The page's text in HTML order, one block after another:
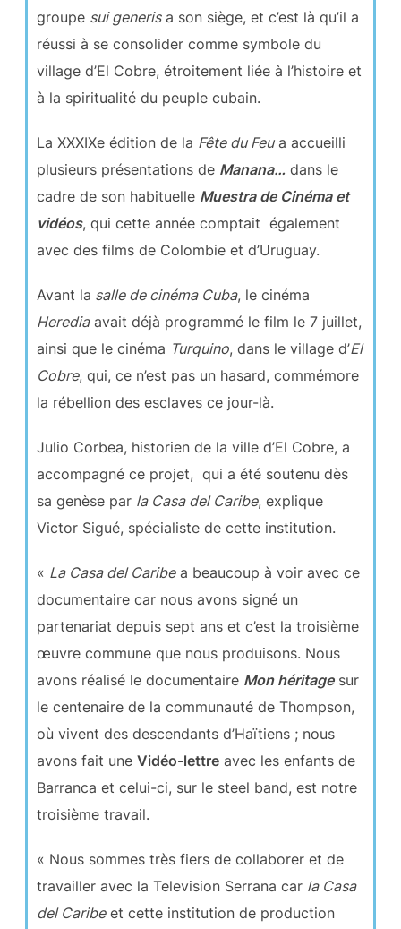
groupe sui generisa son siège, et c’est là qu’il a
réussi à se consolider comme symbole du
village d’El Cobre, étroitement liée à l’histoire et
à la spiritualité du peuple cubain.
La XXXIXe édition de la Fête du Feua accueilli
plusieurs présentations de Manana…dans le
cadre de son habituelle Muestra de Cinéma et
vidéos, qui cette année comptait également
avec des films de Colombie et d’Uruguay.
Avant la salle de cinéma Cuba, le cinéma
Herediaavait déjà programmé le film le 7 juillet,
ainsi que le cinéma Turquino, dans le village d’El
Cobre, qui, ce n’est pas un hasard, commémore
la rébellion des esclaves ce jour-là.
Julio Corbea, historien de la ville d’El Cobre, a
accompagné ce projet, qui a été soutenu dès
sa genèse par la Casa del Caribe, explique
Victor Sigué, spécialiste de cette institution.
« La Casa del Caribea beaucoup à voir avec ce
documentaire car nous avons signé un
partenariat depuis sept ans et c’est la troisième
œuvre commune que nous produisons. Nous
avons réalisé le documentaire Mon héritagesur
le centenaire de la communauté de Thompson,
où vivent des descendants d’Haïtiens ; nous
avons fait une Vidéo-lettreavec les enfants de
Barranca et celui-ci, sur le steel band, est notre
troisième travail.
« Nous sommes très fiers de collaborer et de
travailler avec la Television Serrana car la Casa
del Caribeet cette institution de production